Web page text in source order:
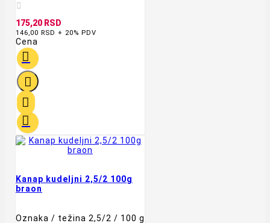

175,20 RSD
146,00 RSD + 20% PDV
Cena




Kanap kudeljni 2,5/2 100g
braon
Oznaka / težina 2,5/2 / 100 g